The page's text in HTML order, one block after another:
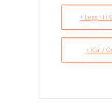
+ Legg til i
+ iCal /